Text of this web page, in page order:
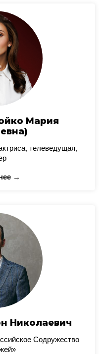
Мария
телеведущая,
→
Николаевич
Содружество